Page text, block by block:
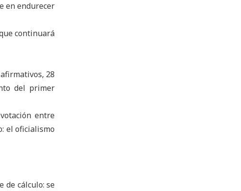
en endurecer
continuará
28
del primer
entre
el oficialismo
de cálculo: se